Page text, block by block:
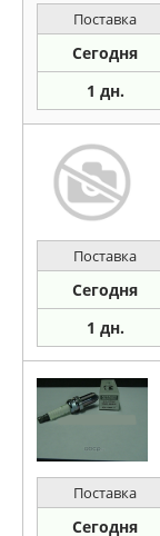
Поставка
Сегодня
1 дн.
Поставка
Сегодня
1 дн.
Поставка
Сегодня